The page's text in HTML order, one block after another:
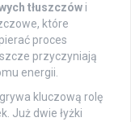
tłuszczów i
które
proces
przyczyniają
energii.
kluczową rolę
Już dwie łyżki